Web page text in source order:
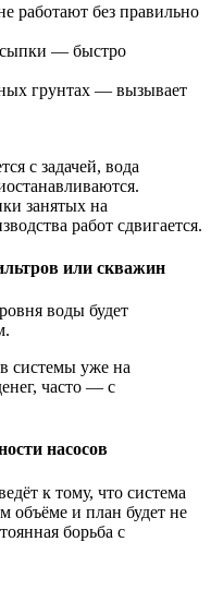
работают без правильно
— быстро
грунтах — вызывает
с задачей, вода
занятых на
работ сдвигается.
или скважин
воды будет
системы уже на
часто — с
насосов
к тому, что система
объёме и план будет не
борьба с